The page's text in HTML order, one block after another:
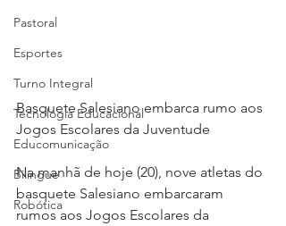
Pastoral
Esportes
Turno Integral
Tecnologia Educacional
Educomunicação
Bilíngue
Robótica
Basquete Salesiano embarca rumo aos
Jogos Escolares da Juventude
Na manhã de hoje (20), nove atletas do
basquete Salesiano embarcaram
rumos aos Jogos Escolares da